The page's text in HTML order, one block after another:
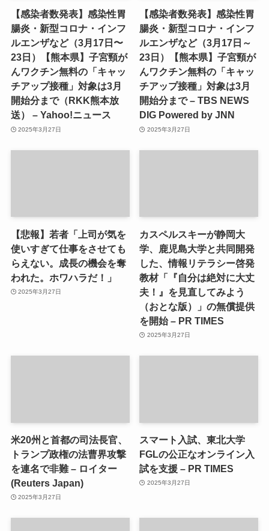
【感染者数発表】感染性胃
腸炎・新型コロナ・インフ
ルエンザなど（3月17日〜
23日）【熊本県】子宮頸が
んワクチン無料の「キャッ
チアップ接種」対象は3月
開始分まで（RKK熊本放
送） – Yahoo!ニュース
2025年3月27日
【感染者数発表】感染性胃
腸炎・新型コロナ・インフ
ルエンザなど（3月17日～
23日）【熊本県】子宮頸が
んワクチン無料の「キャッ
チアップ接種」対象は3月
開始分まで – TBS NEWS
DIG Powered by JNN
2025年3月27日
【悲報】若者「上司が気を
使いすぎて仕事をさせても
らえない。成長の機会を奪
われた。ホワハラだ！」
2025年3月27日
カスペルスキーが静岡大
学、鹿児島大学と共同開発
した、情報リテラシー啓発
教材「『自分は絶対に大丈
夫！』を見直してみよう
（おとな版）」の無償提供
を開始 – PR TIMES
2025年3月27日
米20州と首都の司法長官、
トランプ政権の法曹界攻撃
を連名で非難 – ロイター
(Reuters Japan)
2025年3月27日
スマート入試、東北大学
FGLの公正なオンライン入
試を支援 – PR TIMES
2025年3月27日